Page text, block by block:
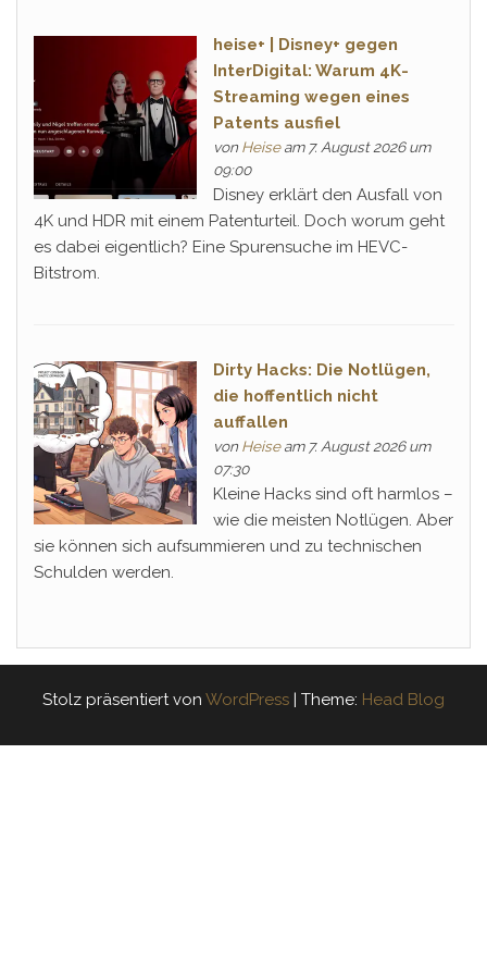
heise+ | Disney+ gegen
InterDigital: Warum 4K-
Streaming wegen eines
Patents ausfiel
von Heiseam 7. August 2026 um
09:00
Disney erklärt den Ausfall von
4K und HDR mit einem Patenturteil. Doch worum geht
es dabei eigentlich? Eine Spurensuche im HEVC-
Bitstrom.
Dirty Hacks: Die Notlügen,
die hoffentlich nicht
auffallen
von Heiseam 7. August 2026 um
07:30
Kleine Hacks sind oft harmlos –
wie die meisten Notlügen. Aber
sie können sich aufsummieren und zu technischen
Schulden werden.
Stolz präsentiert von WordPress | Theme: Head Blog